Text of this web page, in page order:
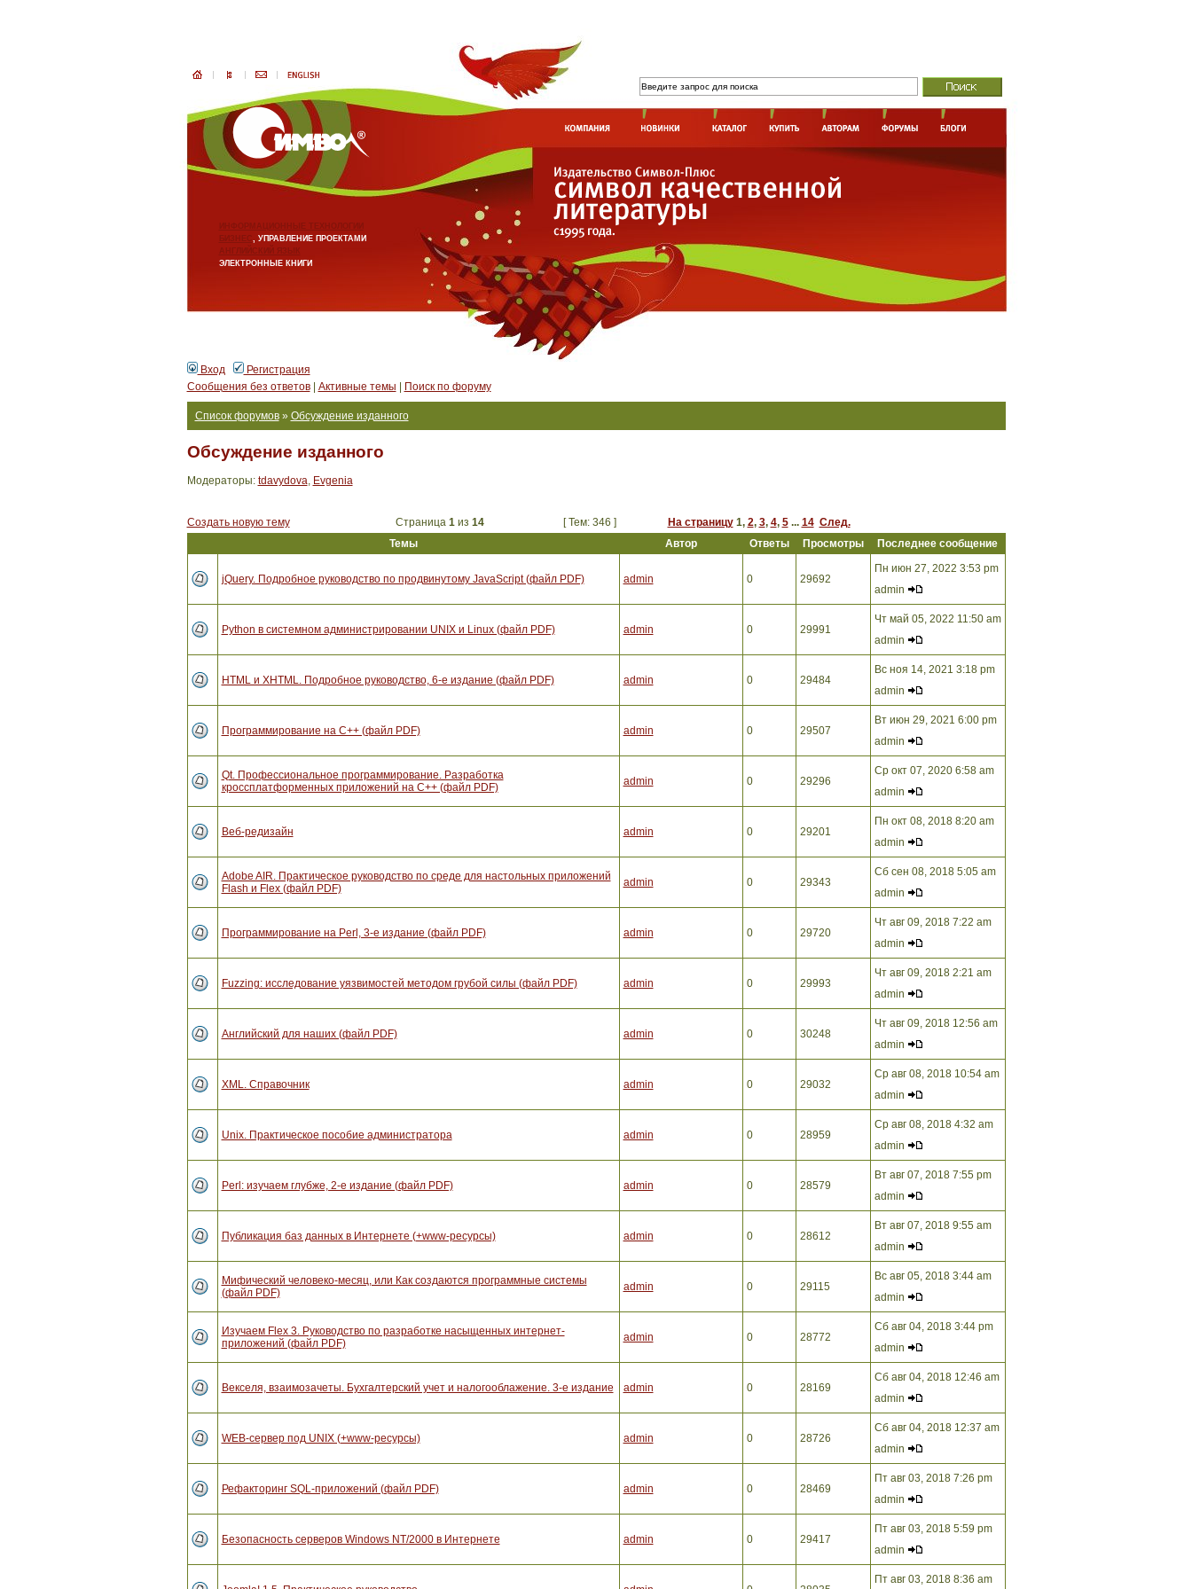
ИНФОРМАЦИОННЫЕ ТЕХНОЛОГИИ
БИЗНЕС, УПРАВЛЕНИЕ ПРОЕКТАМИ
АНГЛИЙСКИЙ ЯЗЫК
ЭЛЕКТРОННЫЕ КНИГИ
Вход
Регистрация
Сообщения без ответов| Активные темы Поиск по форуму
Список форумов» Обсуждение изданного
Обсуждение изданного
Модераторы: tdavydova, Evgenia
Создать новую тему Страница 1из 14 [ Тем: 346 ] На страницу 1, 2, 3, 4, 5... 14 След.
Темы
Автор Ответы Просмотры Последнее сообщение
jQuery. Подробное руководство по продвинутому JavaScript (файл PDF) admin 0 29692
Пн июн 27, 2022 3:53 pm
admin
Python в системном администрировании UNIX и Linux (файл PDF) admin 0 29991
Чт май 05, 2022 11:50 am
admin
HTML и XHTML. Подробное руководство, 6-е издание (файл PDF) admin 0 29484
Вс ноя 14, 2021 3:18 pm
admin
Программирование на C++ (файл PDF) admin 0 29507
Вт июн 29, 2021 6:00 pm
admin
Qt. Профессиональное программирование. Разработка
кроссплатформенных приложений на С++ (файл PDF)
admin 0 29296
Ср окт 07, 2020 6:58 am
admin
Веб-редизайн admin 0 29201
Пн окт 08, 2018 8:20 am
admin
Adobe AIR. Практическое руководство по среде для настольных приложений
Flash и Flex (файл PDF)
admin 0 29343
Сб сен 08, 2018 5:05 am
admin
Программирование на Perl, 3-е издание (файл PDF) admin 0 29720
Чт авг 09, 2018 7:22 am
admin
Fuzzing: исследование уязвимостей методом грубой силы (файл PDF) admin 0 29993
Чт авг 09, 2018 2:21 am
admin
Английский для наших (файл PDF) admin 0 30248
Чт авг 09, 2018 12:56 am
admin
XML. Справочник admin 0 29032
Ср авг 08, 2018 10:54 am
admin
Unix. Практическое пособие администратора admin 0 28959
Ср авг 08, 2018 4:32 am
admin
Perl: изучаем глубже, 2-е издание (файл PDF) admin 0 28579
Вт авг 07, 2018 7:55 pm
admin
Публикация баз данных в Интернете (+www-ресурсы) admin 0 28612
Вт авг 07, 2018 9:55 am
admin
Мифический человеко-месяц, или Как создаются программные системы
(файл PDF)
admin 0 29115
Вс авг 05, 2018 3:44 am
admin
Изучаем Flex 3. Руководство по разработке насыщенных интернет-
приложений (файл PDF)
admin 0 28772
Сб авг 04, 2018 3:44 pm
admin
Векселя, взаимозачеты. Бухгалтерский учет и налогооблажение. 3-е издание admin 0 28169
Сб авг 04, 2018 12:46 am
admin
WEB-сервер под UNIX (+www-ресурсы) admin 0 28726
Сб авг 04, 2018 12:37 am
admin
Рефакторинг SQL-приложений (файл PDF) admin 0 28469
Пт авг 03, 2018 7:26 pm
admin
Безопасность серверов Windows NT/2000 в Интернете admin 0 29417
Пт авг 03, 2018 5:59 pm
admin
Пт авг 03, 2018 8:36 am